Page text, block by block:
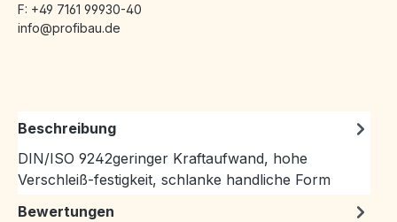
F: +49 7161 99930-40
info@profibau.de
Beschreibung
DIN/ISO 9242geringer Kraftaufwand, hohe
Verschleiß-festigkeit, schlanke handliche Form
Bewertungen